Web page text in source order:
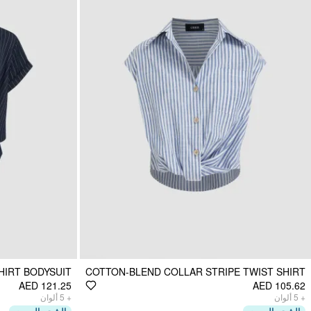
COTTON-BLEND COLLAR STRIPE TWIST SHIRT
AED 105.62
+
5ألوان
BODYSUIT
AED 121.25
+
5ألوان